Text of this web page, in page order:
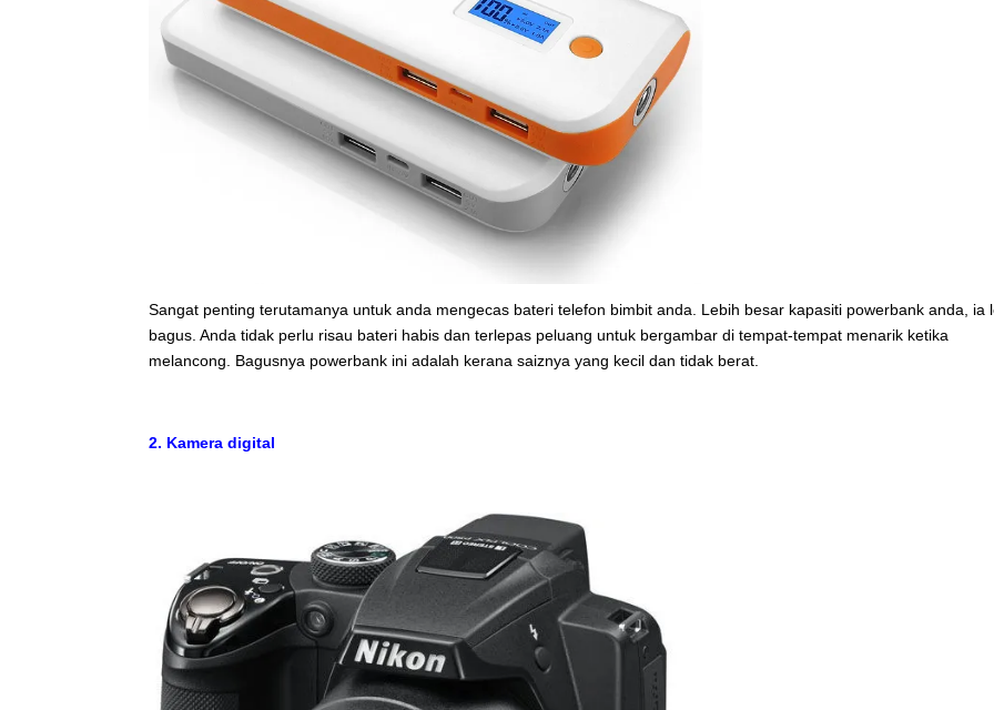
Sangat penting terutamanya untuk anda mengecas bateri telefon bimbit anda. Lebih besar kapasiti powerbank anda, ia
bagus. Anda tidak perlu risau bateri habis dan terlepas peluang untuk bergambar di tempat-tempat menarik ketika
melancong. Bagusnya powerbank ini adalah kerana saiznya yang kecil dan tidak berat.
2. Kamera digital